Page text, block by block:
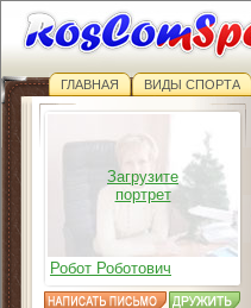
ГЛАВНАЯ ВИДЫ СПОРТА
Загрузите
портрет
Робот Роботович